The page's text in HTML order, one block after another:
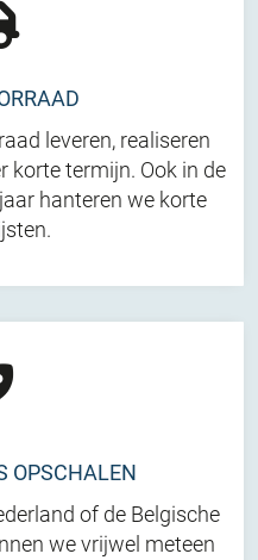
leveren, realiseren
korte termijn. Ook in de
hanteren we korte
OPSCHALEN
of de Belgische
we vrijwel meteen